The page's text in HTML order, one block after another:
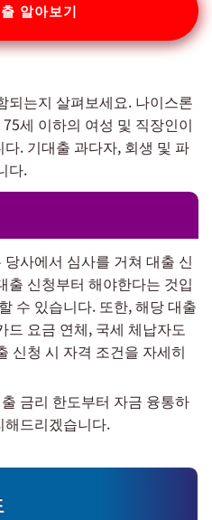
알아보기
되는지 살펴보세요. 나이스론
세 이하의 여성 및 직장인이
. 기대출 과다자, 회생 및 파
다.
사에서 심사를 거쳐 대출 신
출 신청부터 해야한다는 것입
수 있습니다. 또한, 해당 대출
드 요금 연체, 국세 체납자도
신청 시 자격 조건을 자세히
금리 한도부터 자금 융통하
드리겠습니다.